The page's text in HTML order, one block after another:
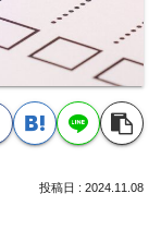
2024.11.08